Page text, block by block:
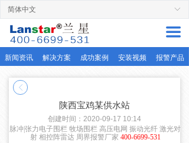
끀
首页
周界产品
解决方案
服务支持
ꀅ
简体中文
陕西宝鸡某供水站
创建时间： 2020-09-17 10:14
ꁣ
脉冲|张力电子围栏 牧场围栏 高压电网 振动光纤 激光对
射 相控阵雷达 周界报警厂家 400-6699-531
新闻资讯 解决方案 成功案例 安装视频 报警产品